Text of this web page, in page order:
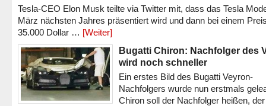
Tesla-CEO Elon Musk teilte via Twitter mit, dass das Tesla
März nächsten Jahres präsentiert wird und dann bei einem
35.000 Dollar … [Weiter]
Bugatti Chiron: Nachfolger des
wird noch schneller
Ein erstes Bild des Bugatti Veyron-
Nachfolgers wurde nun erstmals
Chiron soll der Nachfolger heißen, der